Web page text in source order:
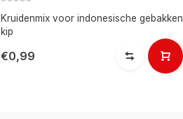
Kruidenmix voor indonesische gebakken
kip
€0,99